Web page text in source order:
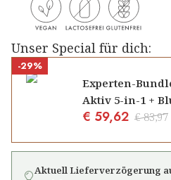
Unser Special für dich:
-29%
Experten-
Aktiv 5-in-1 +
Balance
€ 59,62 € 83,97
Aktuell Lieferverzögerung